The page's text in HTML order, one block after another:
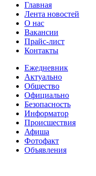
Главная
Лента новостей
О нас
Вакансии
Прайс-лист
Контакты
Ежедневник
Актуально
Общество
Официально
Безопасность
Информатор
Происшествия
Афиша
Фотофакт
Объявления